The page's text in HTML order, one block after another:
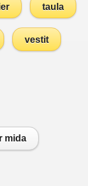
taula
vestit
mida